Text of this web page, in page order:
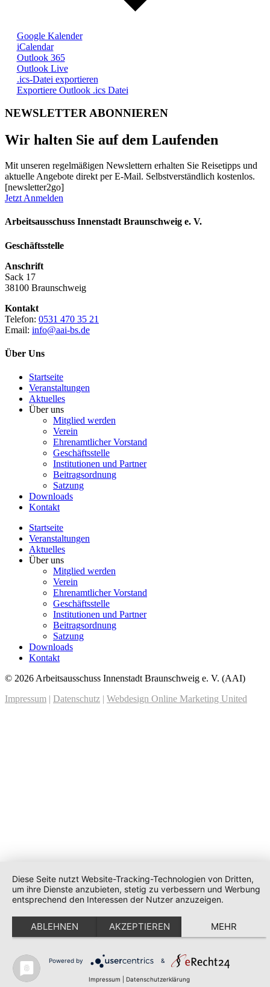
Google Kalender
iCalendar
Outlook 365
Outlook Live
.ics-Datei exportieren
Exportiere Outlook .ics Datei
NEWSLETTER ABONNIEREN
Wir halten Sie auf dem Laufenden
Mit unseren regelmäßigen Newslettern erhalten Sie Reisetipps und
aktuelle Angebote direkt per E-Mail. Selbstverständlich kostenlos.
[newsletter2go]
Jetzt Anmelden
Arbeitsausschuss Innenstadt Braunschweig e. V.
Geschäftsstelle
Anschrift
Sack 17
38100 Braunschweig
Kontakt
Telefon: 0531 470 35 21
Email: info@aai-bs.de
Über Uns
Startseite
Veranstaltungen
Aktuelles
Über uns
Mitglied werden
Verein
Ehrenamtlicher Vorstand
Geschäftsstelle
Institutionen und Partner
Beitragsordnung
Satzung
Downloads
Kontakt
Startseite
Veranstaltungen
Aktuelles
Über uns
Mitglied werden
Verein
Ehrenamtlicher Vorstand
Geschäftsstelle
Institutionen und Partner
Beitragsordnung
Satzung
Downloads
Kontakt
© 2026 Arbeitsausschuss Innenstadt Braunschweig e. V. (AAI)
Impressum | Datenschutz | Webdesign Online Marketing United
Diese Seite nutzt Website-Tracking-Technologien von Dritten,
um ihre Dienste anzubieten, stetig zu verbessern und Werbung
entsprechend den Interessen der Nutzer anzuzeigen.
ABLEHNEN AKZEPTIEREN MEHR
Powered by &
Impressum Datenschutzerklärung